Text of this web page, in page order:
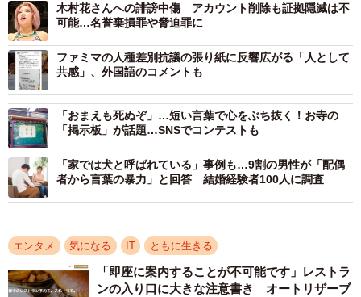
木村花さんへの誹謗中傷 アカウント削除も証拠隠滅は不
可能…名誉棄損罪や脅迫罪に
ファミマの人種差別抗議の張り紙に反響広がる「人として
共感」、外国語のコメントも
「おまえも死ぬぞ」…短い言葉で心をぶち抜く！お寺の
「掲示板」が話題…SNSでコンテストも
「家では犬と呼ばれている」事例も…9割の男性が「配偶
者から言葉の暴力」と回答 結婚経験者100人に調査
エンタメ 気になる IT ともに生きる
「即座に案内することが不可能です」レストラ
ンの入り口に大きな注意書き オートリザーブ